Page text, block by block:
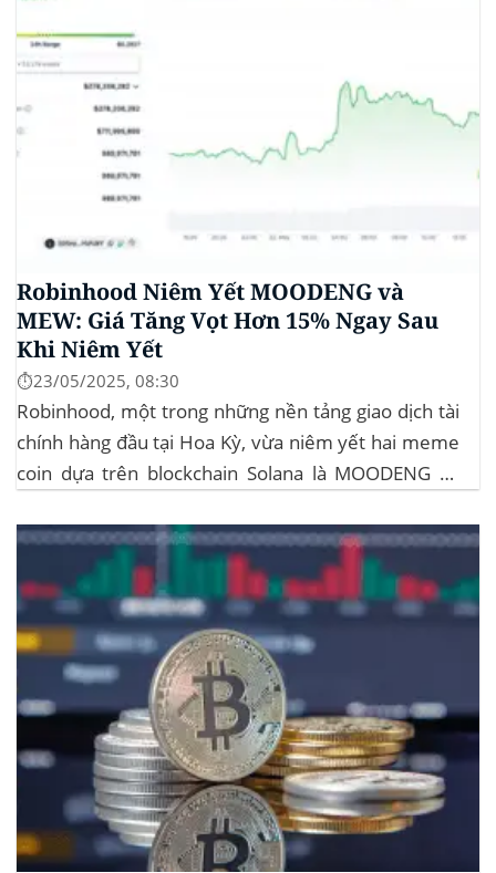
Robinhood Niêm Yết MOODENG và
MEW: Giá Tăng Vọt Hơn 15% Ngay Sau
Khi Niêm Yết
⏱️23/05/2025, 08:30
Robinhood, một trong những nền tảng giao dịch tài
chính hàng đầu tại Hoa Kỳ, vừa niêm yết hai meme
coin dựa trên blockchain Solana là MOODENG và
mẽ cho cả hai đồng tiền số, với mức tăng hơn...